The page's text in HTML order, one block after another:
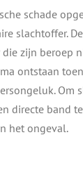
schade
slachtoffer.
zijn beroep
ontstaan
Om
directe band
het ongeval.